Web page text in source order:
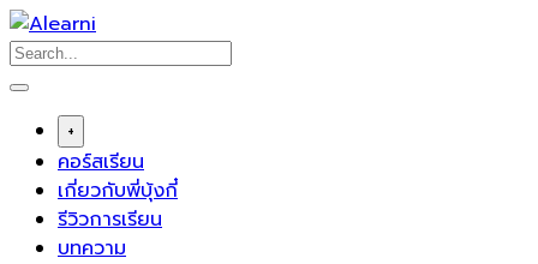
Skip
to
content
+
คอร์สเรียน
เกี่ยวกับพี่บุ้งกี๋
รีวิวการเรียน
บทความ